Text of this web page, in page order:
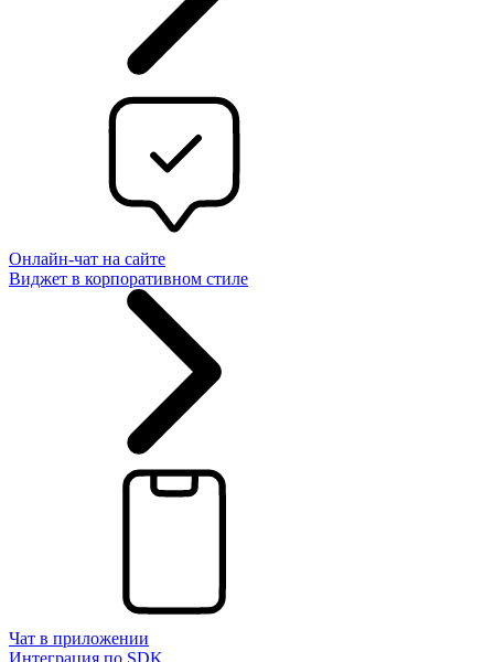
Онлайн-чат на сайте
Виджет в корпоративном стиле
Чат в приложении
Интеграция по SDK